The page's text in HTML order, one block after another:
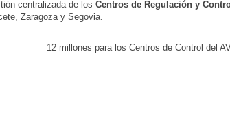
centralizada de los Centros de Regulación y
Zaragoza y Segovia.